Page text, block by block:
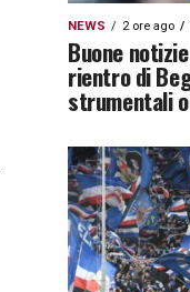
NEWS 2 ore ago
Buone
rientro di
strumentali